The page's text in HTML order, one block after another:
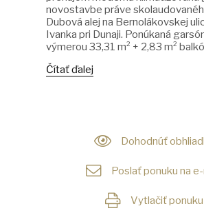
novostavbe práve
Dubová alej na Bernolákovskej
Ivanka pri Dunaji. Ponúkaná
výmerou 33,31 m² + 2,83 m²
Čítať ďalej
Dohodnúť
Poslať ponuku na
Vytlačiť ponuku